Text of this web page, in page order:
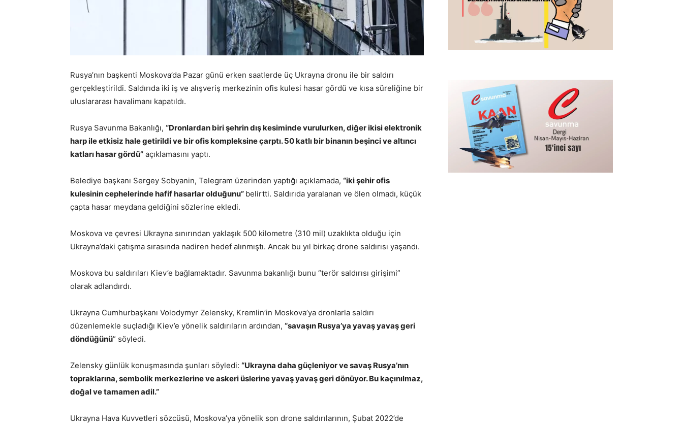
Rusya’nın başkenti Moskova’da Pazar günü erken saatlerde üç Ukrayna dronu ile bir saldırı
gerçekleştirildi. Saldırıda iki iş ve alışveriş merkezinin ofis kulesi hasar gördü ve kısa süreliğine bir
uluslararası havalimanı kapatıldı.
Rusya Savunma Bakanlığı, “Dronlardan biri şehrin dış kesiminde vurulurken, diğer ikisi elektronik
harp ile etkisiz hale getirildi ve bir ofis kompleksine çarptı. 50 katlı bir binanın beşinci ve altıncı
katları hasar gördü” açıklamasını yaptı.
Belediye başkanı Sergey Sobyanin, Telegram üzerinden yaptığı açıklamada, “iki şehir ofis
kulesinin cephelerinde hafif hasarlar olduğunu” belirtti. Saldırıda yaralanan ve ölen olmadı, küçük
çapta hasar meydana geldiğini sözlerine ekledi.
Moskova ve çevresi Ukrayna sınırından yaklaşık 500 kilometre (310 mil) uzaklıkta olduğu için
Ukrayna’daki çatışma sırasında nadiren hedef alınmıştı. Ancak bu yıl birkaç drone saldırısı yaşandı.
Moskova bu saldırıları Kiev’e bağlamaktadır. Savunma bakanlığı bunu “terör saldırısı girişimi”
olarak adlandırdı.
Ukrayna Cumhurbaşkanı Volodymyr Zelensky, Kremlin’in Moskova’ya dronlarla saldırı
düzenlemekle suçladığı Kiev’e yönelik saldırıların ardından, “savaşın Rusya’ya yavaş yavaş geri
döndüğünü” söyledi.
Zelensky günlük konuşmasında şunları söyledi: “Ukrayna daha güçleniyor ve savaş Rusya’nın
topraklarına, sembolik merkezlerine ve askeri üslerine yavaş yavaş geri dönüyor. Bu kaçınılmaz,
doğal ve tamamen adil.”
Ukrayna Hava Kuvvetleri sözcüsü, Moskova’ya yönelik son drone saldırılarının, Şubat 2022’de